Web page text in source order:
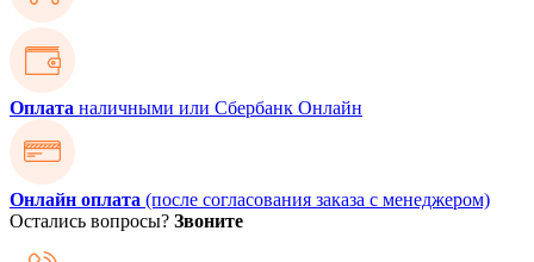
Оплата наличными или Сбербанк Онлайн
Онлайн оплата (после согласования заказа с менеджером)
Остались вопросы? Звоните